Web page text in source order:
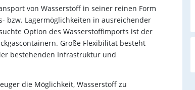
von Wasserstoff in seiner reinen Form
bzw. Lagermöglichkeiten in ausreichender
Option des Wasserstoffimports ist der
Große Flexibilität besteht
bestehenden Infrastruktur und
die Möglichkeit, Wasserstoff zu